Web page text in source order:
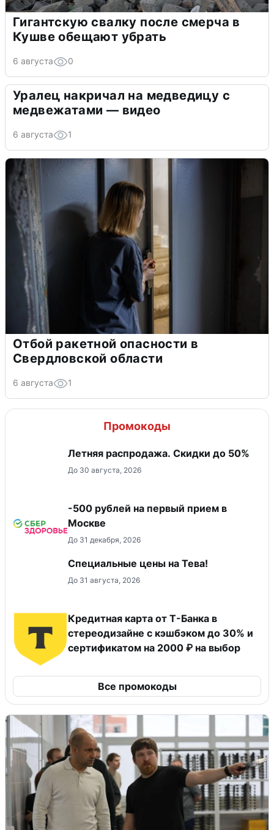
Гигантскую свалку после смерча в
Кушве обещают убрать
6 августа 0
Уралец накричал на медведицу с
медвежатами — видео
6 августа 1
Отбой ракетной опасности в
Свердловской области
6 августа 1
Промокоды
Летняя распродажа. Скидки до 50%
До 30 августа, 2026
-500 рублей на первый прием в
Москве
До 31 декабря, 2026
Специальные цены на Тева!
До 31 августа, 2026
Кредитная карта от Т-Банка в
стереодизайне с кэшбэком до 30% и
сертификатом на 2000 ₽ на выбор
Все промокоды